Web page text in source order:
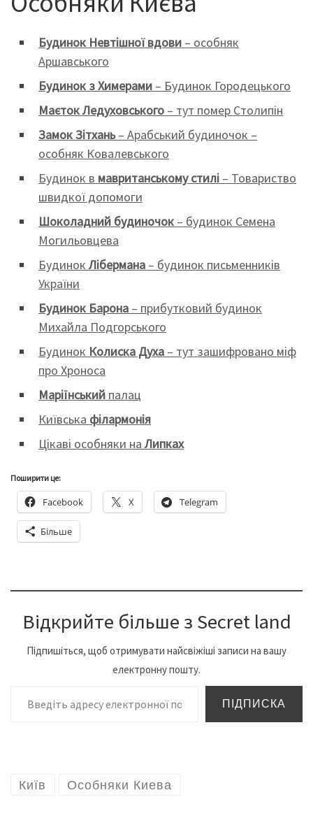
Будинок Невтішної вдови – особняк
Аршавського
Будинок з Химерами – Будинок Городецького
Маєток Ледуховського – тут помер Столипін
Замок Зітхань– Арабський будиночок –
особняк Ковалевського
Будинок в мавританському стилі – Товариство
швидкої допомоги
Шоколадний будиночок – будинок Семена
Могильовцева
БудинокЛібермана – будинок письменників
України
Будинок Барона – прибутковий будинок
Михайла Подгорського
Будинок Колиска Духа – тут зашифровано міф
про Хроноса
Маріїнський палац
Київська філармонія
Цікаві особняки наЛипках
Поширити це:
Facebook X Telegram
Більше
Відкрийте більше з Secret land
Підпишіться, щоб отримувати найсвіжіші записи на вашу
електронну пошту.
Введіть адресу електронної пошти…
ПІДПИСКА
Київ Особняки Киева